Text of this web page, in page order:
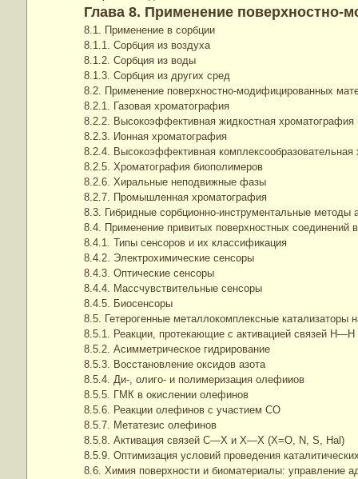
Глава 8. Применение
8.1. Применение в сорбции
8.1.1. Сорбция из воздуха
8.1.2. Сорбция из воды
8.1.3. Сорбция из других сред
8.2. Применение поверхностно-модифицированных
8.2.1. Газовая хроматография
8.2.2. Высокоэффективная жидкостная
8.2.3. Ионная хроматография
8.2.4. Высокоэффективная
8.2.5. Хроматография биополимеров
8.2.6. Хиральные неподвижные фазы
8.2.7. Промышленная хроматография
8.3. Гибридные сорбционно-инструментальные методы
8.4. Применение привитых поверхностных соединений
8.4.1. Типы сенсоров и их классификация
8.4.2. Электрохимические сенсоры
8.4.3. Оптические сенсоры
8.4.4. Массчувствительные сенсоры
8.4.5. Биосенсоры
8.5. Гетерогенные металлокомплексные катализаторы
8.5.1. Реакции, протекающие с активацией связей Н—Н
8.5.2. Асим­метрическое гидрирование
8.5.3. Восстановление оксидов азота
8.5.4. Ди-, олиго- и полимеризация олефииов
8.5.5. ГМК в окислении олефинов
8.5.6. Реакции олефинов с участием СО
8.5.7. Метатезис олефинов
8.5.8. Активация связей С—X и X—X (Х=О, N, S, Hal)
8.5.9. Оптимизация условий проведения
8.6. Химия поверхности и биоматериалы: управление